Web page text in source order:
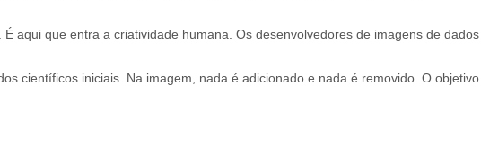
aqui que entra a criatividade humana. Os desenvolvedores de imagens de dados
científicos iniciais. Na imagem, nada é adicionado e nada é removido. O objetivo